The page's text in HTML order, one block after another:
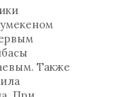
Также